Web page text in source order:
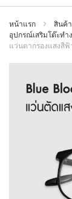
หน้าแรก สินค้
อุปกรณ์เสริมโต๊ะทำ
แว่นตากรองแสงสีฟ้